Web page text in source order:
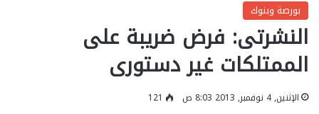
بورصة وبنوك
النشرتى: فرض ضريبة على
الممتلكات غير دستورى
الإثنين, 4 نوفمبر, 2013 8:03 ص 121